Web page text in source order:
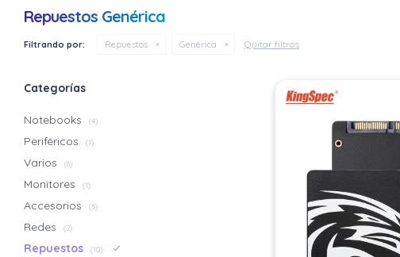
Repuestos Genérica
Filtrando por: Repuestos Genérica Quitar filtros
Categorías
Notebooks (4)
Periféricos (1)
Varios (6)
Monitores (1)
Accesorios (5)
Redes (2)
Repuestos (10)